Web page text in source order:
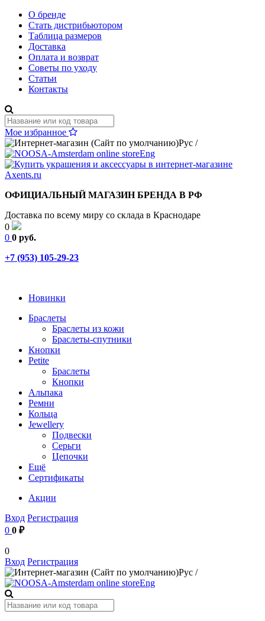
О бренде
Стать дистрибьютором
Таблица размеров
Доставка
Оплата и возврат
Советы по уходу
Статьи
Контакты
Мое избранное
Рус /
Eng
ОФИЦИАЛЬНЫЙ МАГАЗИН БРЕНДА В РФ
Доставка по всему миру со склада в Краснодаре
0
0 0 руб.
+7 (953) 105-29-23
Новинки
Браслеты
Браслеты из кожи
Браслеты-спутники
Кнопки
Petite
Браслеты
Кнопки
Альпака
Ремни
Кольца
Jewellery
Подвески
Серьги
Цепочки
Ещё
Сертификаты
Акции
Вход Регистрация
0 0 ₽
0
Вход Регистрация
Рус /
Eng